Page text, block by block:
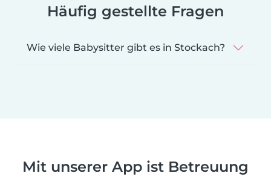
Häufig gestellte Fragen
Wie viele Babysitter gibt es in Stockach?
Mit unserer App ist Betreuung